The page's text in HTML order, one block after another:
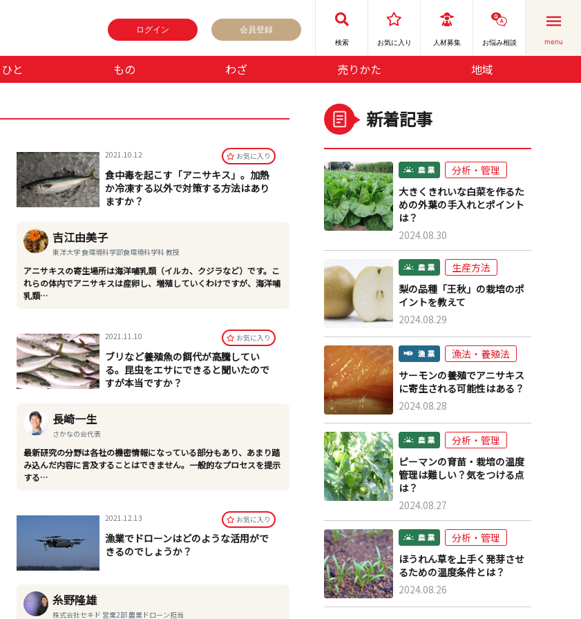
ログイン 会員登録
検索 お気に⼊り 人材募集 お悩み相談 menu
ひと もの わざ 売りかた 地域
2021.10.12 お気に⼊り
食中毒を起こす「アニサキス」。加熱
か冷凍する以外で対策する方法はあり
ますか？
吉江由美子
東洋大学 食環境科学部食環境科学科 教授
アニサキスの寄生場所は海洋哺乳類（イルカ、クジラなど）です。こ
れらの体内でアニサキスは産卵し、増殖していくわけですが、海洋哺
乳類…
2021.11.10 お気に⼊り
ブリなど養殖魚の餌代が高騰してい
る。昆虫をエサにできると聞いたので
すが本当ですか？
長崎一生
さかなの会代表
最新研究の分野は各社の機密情報になっている部分もあり、あまり踏
み込んだ内容に言及することはできません。一般的なプロセスを提示
する…
2021.12.13 お気に⼊り
漁業でドローンはどのような活用がで
きるのでしょうか？
糸野隆雄
株式会社セキド 営業2部 農業ドローン担当
新着記事
分析・管理
大きくきれいな白菜を作るた
めの外葉の手入れとポイント
は？
2024.08.30
生産方法
梨の品種「王秋」の栽培のポ
イントを教えて
2024.08.29
漁法・養殖法
サーモンの養殖でアニサキス
に寄生される可能性はある？
2024.08.28
分析・管理
ピーマンの育苗・栽培の温度
管理は難しい？気をつける点
は？
2024.08.27
分析・管理
ほうれん草を上手く発芽させ
るための温度条件とは？
2024.08.26